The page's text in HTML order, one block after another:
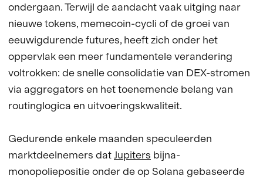
ondergaan. Terwijl de aandacht vaak uitging naar
nieuwe tokens, memecoin-cycli of de groei van
eeuwigdurende futures, heeft zich onder het
oppervlak een meer fundamentele verandering
voltrokken: de snelle consolidatie van DEX-stromen
via aggregators en het toenemende belang van
routinglogica en uitvoeringskwaliteit.
Gedurende enkele maanden speculeerden
marktdeelnemers datJupiters bijna-
monopoliepositie onder de op Solana gebaseerde